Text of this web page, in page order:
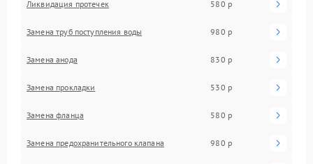
Ликвидация протечек 580 р
Замена труб поступления воды 980 р
Замена анода 830 р
Замена прокладки 530 р
Замена фланца 580 р
Замена предохранительного клапана 980 р